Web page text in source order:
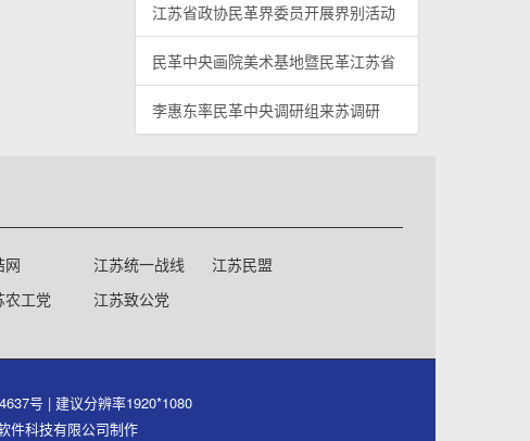
江苏省政协民革界委员开展界别活动
民革中央画院美术基地暨民革江苏省
李惠东率民革中央调研组来苏调研
网 江苏统一战线
江苏民盟
农工党 江苏致公党
号 | 建议分辨率1920*1080
件科技有限公司制作